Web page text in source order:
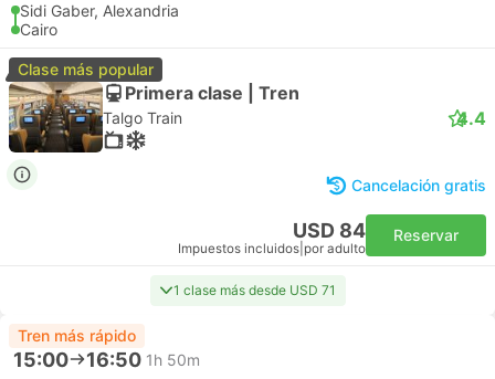
Sidi Gaber, Alexandria
Cairo
Clase más popular
Primera clase | Tren
Talgo Train 4.4
Cancelación gratis
USD 84
Impuestos incluidos por adulto
Reservar
1 clase más desde USD 71
Tren más rápido
15:00 16:50 1h 50m